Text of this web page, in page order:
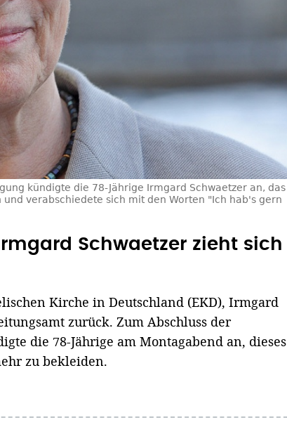
kündigte die 78-Jährige Irmgard Schwaetzer an, das
verabschiedete sich mit den Worten "Ich hab's gern
Schwaetzer zieht sich
Kirche in Deutschland (EKD), Irmgard
zurück. Zum Abschluss der
die 78-Jährige am Montagabend an, dieses
zu bekleiden.